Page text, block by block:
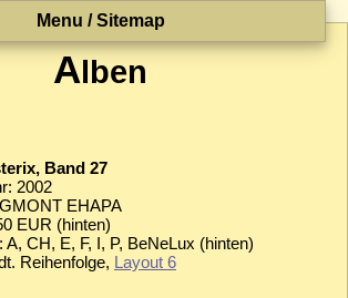
Menu / Sitemap
Alben
Band 27
2002
EHAPA
EUR (hinten)
A, CH, E, F, I, P, BeNeLux (hinten)
Reihenfolge, Layout 6